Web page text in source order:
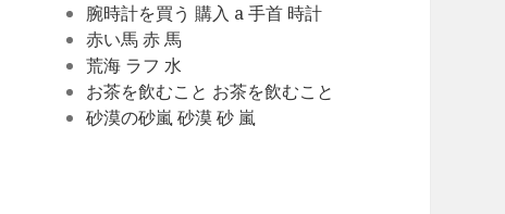
腕時計を買う 購入 a 手首 時計
赤い馬 赤 馬
荒海 ラフ 水
お茶を飲むこと お茶を飲むこと
砂漠の砂嵐 砂漠 砂 嵐